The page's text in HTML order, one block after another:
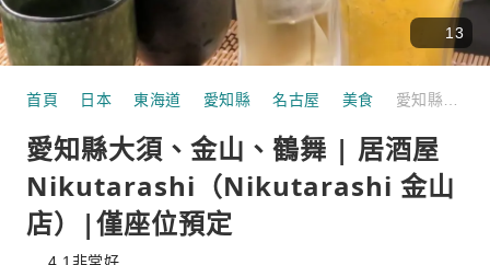
13
首頁 日本 東海道 愛知縣 名古屋 美食
愛知縣大須、金山、鶴舞 | 居酒屋
Nikutarashi（Nikutarashi 金山
店）|僅座位預定